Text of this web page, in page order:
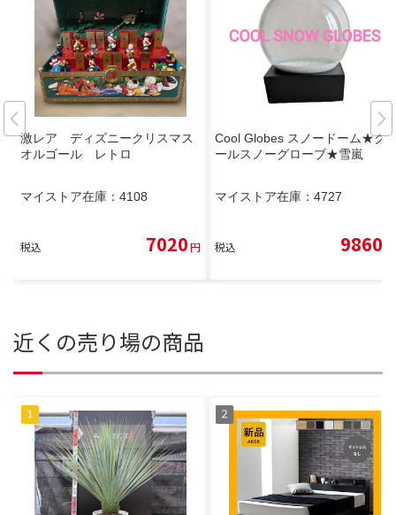
激レア ディズニークリスマス
オルゴール レトロ
マイストア在庫： 4108
税込 7020円
Cool Globes スノードーム★ク
ールスノーグローブ★雪嵐
マイストア在庫： 4727
税込 9860
近くの売り場の商品